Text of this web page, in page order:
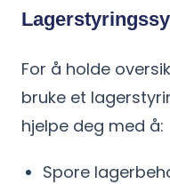
For å holde
bruke et
hjelpe deg med å:
Spore